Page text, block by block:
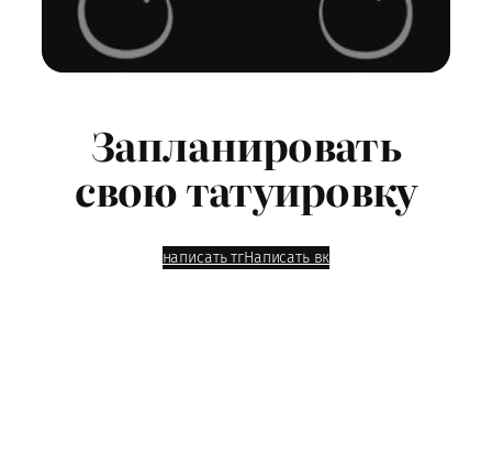
Запланировать
свою татуировку
написать тгНаписать вк